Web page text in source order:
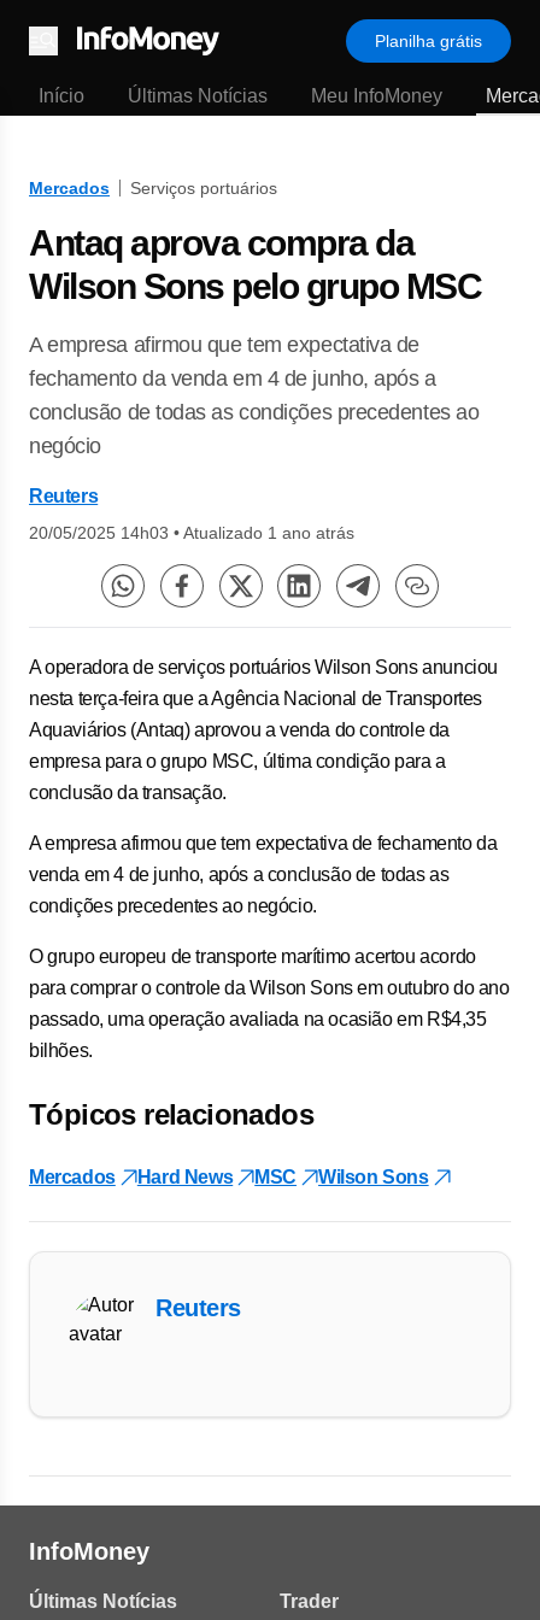
Menu
Planilha grátis
Início Últimas Notícias Meu InfoMoney
Mercados Serviços portuários
Antaq aprova compra da
Wilson Sons pelo grupo MSC
A empresa afirmou que tem expectativa de
fechamento da venda em 4 de junho, após a
conclusão de todas as condições precedentes ao
negócio
Reuters
20/05/2025 14h03 •Atualizado 1 ano atrás
A operadora de serviços portuários Wilson Sons anunciou
nesta terça-feira que a Agência Nacional de Transportes
Aquaviários (Antaq) aprovou a venda do controle da
empresa para o grupo MSC, última condição para a
conclusão da transação.
A empresa afirmou que tem expectativa de fechamento da
venda em 4 de junho, após a conclusão de todas as
condições precedentes ao negócio.
O grupo europeu de transporte marítimo acertou acordo
para comprar o controle da Wilson Sons em outubro do ano
passado, uma operação avaliada na ocasião em R$4,35
bilhões.
Tópicos relacionados
Mercados Hard News MSC Wilson Sons
Reuters
InfoMoney
Últimas Notícias Trader